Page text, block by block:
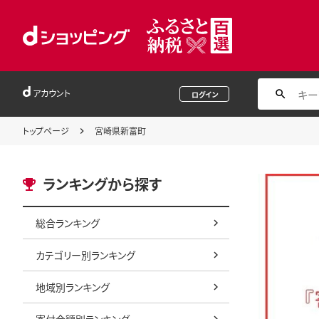
アカウント ログイン
トップページ 宮崎県新富町
ランキングから探す
総合ランキング
カテゴリー別ランキング
地域別ランキング